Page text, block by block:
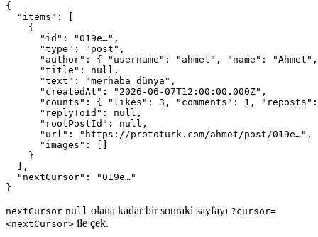
{
  "items": [
    {
      "id": "019e…",
      "type": "post",
"author": { "username": "ahmet", "name":
      "title": null,
      "text": "merhaba dünya",
      "createdAt": "2026-06-07T12:00:00.000Z",
"counts": { "likes": 3, "comments": 1,
      "replyToId": null,
      "rootPostId": null,
      "url": "https://prototurk.com/ahmet/post/019e…",
      "images": []
    }
  ],
  "nextCursor": "019e…"
}
nextCursor null olana kadar bir sonraki sayfayı ?cursor=
<nextCursor> ile çek.